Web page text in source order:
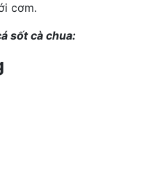
cơm.
sốt cà chua: